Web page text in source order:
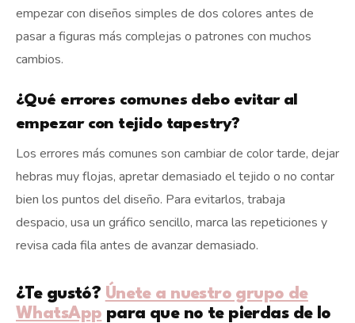
empezar con diseños simples de dos colores antes de
pasar a figuras más complejas o patrones con muchos
cambios.
¿Qué errores comunes debo evitar al
empezar con tejido tapestry?
Los errores más comunes son cambiar de color tarde, dejar
hebras muy flojas, apretar demasiado el tejido o no contar
bien los puntos del diseño. Para evitarlos, trabaja
despacio, usa un gráfico sencillo, marca las repeticiones y
revisa cada fila antes de avanzar demasiado.
¿Te gustó? Únete a nuestro grupo de
WhatsApp para que no te pierdas de lo